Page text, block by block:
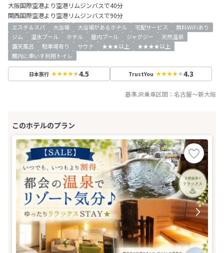
大阪国際空港より空港リムジンバスで40分
関西国際空港より空港リムジンバスで90分
エステ＆スパ 大浴場 大浴場があるホテル 宅配サービス
無料WiFiあり
ジム
温水プール ホテル 屋内プール ジャグジー
天然温泉
露天風呂
駐車場有り サウナ ★★★以上
★★★★以上
館内に車いす利用トイレ
日本旅行 4.5 TrustYou 4.3
基準JR乗車区間： 名古屋～新大阪